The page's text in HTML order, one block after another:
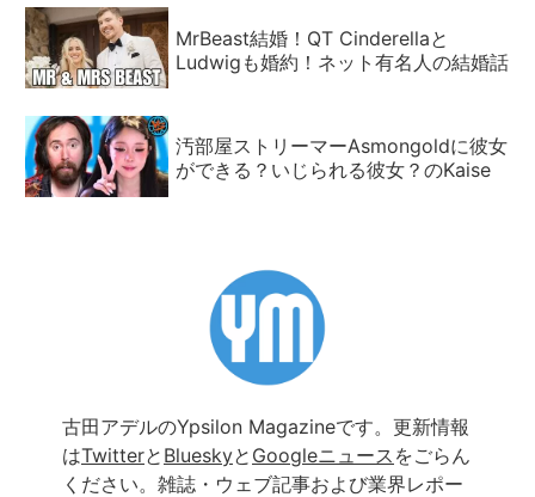
MrBeast結婚！QT Cinderellaと
Ludwigも婚約！ネット有名人の結婚話
汚部屋ストリーマーAsmongoldに彼女
ができる？いじられる彼女？のKaise
古田アデルのYpsilon Magazineです。更新情報
はTwitterと Blueskyと Googleニュース をごらん
ください。雑誌・ウェブ記事および業界レポー